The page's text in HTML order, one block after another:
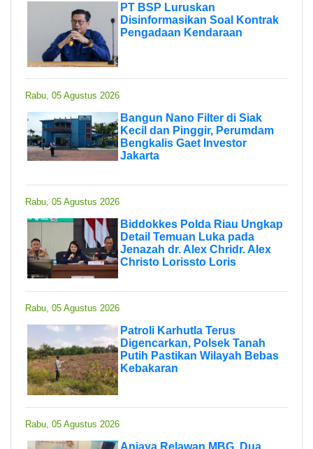
PT BSP Luruskan
Disinformasikan Soal Kontrak
Pengadaan Kendaraan
Rabu, 05 Agustus 2026
Bangun Nano Filter di Siak
Kecil dan Pinggir, Perumdam
Bengkalis Gaet Investor
Jakarta
Rabu, 05 Agustus 2026
Biddokkes Polda Riau Ungkap
Detail Temuan Luka pada
Jenazah dr. Alex Chridr. Alex
Christo Lorissto Loris
Rabu, 05 Agustus 2026
Patroli Karhutla Terus
Digencarkan, Polsek Tanah
Putih Pastikan Wilayah Bebas
Kebakaran
Rabu, 05 Agustus 2026
Aniaya Relawan MBG, Dua